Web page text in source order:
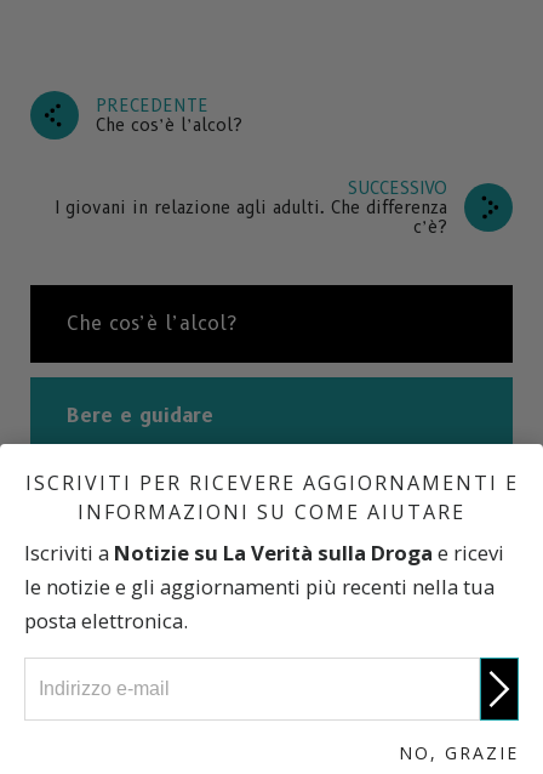
PRECEDENTE
Che cos’è l’alcol?
SUCCESSIVO
I giovani in relazione agli adulti. Che differenza
c’è?
Che cos’è l’alcol?
Bere e guidare
I giovani in relazione agli adulti. Che
Cosa significa ubriacarsi?
Che cos’è l’alcolismo o dipendenza
ISCRIVITI PER RICEVERE AGGIORNAMENTI E
INFORMAZIONI SU COME AIUTARE
Iscriviti a Notizie su La Verità sulla Droga e ricevi
le notizie e gli aggiornamenti più recenti nella tua
posta elettronica.
NO, GRAZIE